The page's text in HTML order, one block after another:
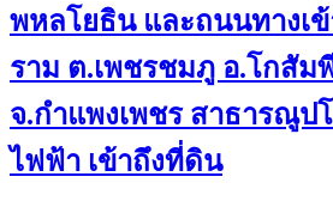
พหลโยธิน และถนนทางเ
ราม ต.เพชรชมภู อ.โกสัม
จ.กำแพงเพชร สาธารณูป
ไฟฟ้า เข้าถึงที่ดิน